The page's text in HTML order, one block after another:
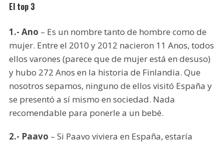
El top 3
1.- Ano – Es un nombre tanto de hombre como de
mujer. Entre el 2010 y 2012 nacieron 11 Anos, todos
ellos varones (parece que de mujer está en desuso)
y hubo 272 Anos en la historia de Finlandia. Que
nosotros sepamos, ninguno de ellos visitó España y
se presentó a sí mismo en sociedad. Nada
recomendable para ponerle a un bebé.
2.- Paavo – Si Paavo viviera en España, estaría